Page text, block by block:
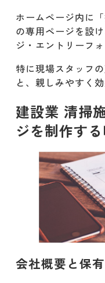
ホームページ内に
の専用ページを設
ジ・エントリーフ
特に現場スタッフ
と、親しみやすく効
建設業 清掃
ジを制作す
会社概要と保